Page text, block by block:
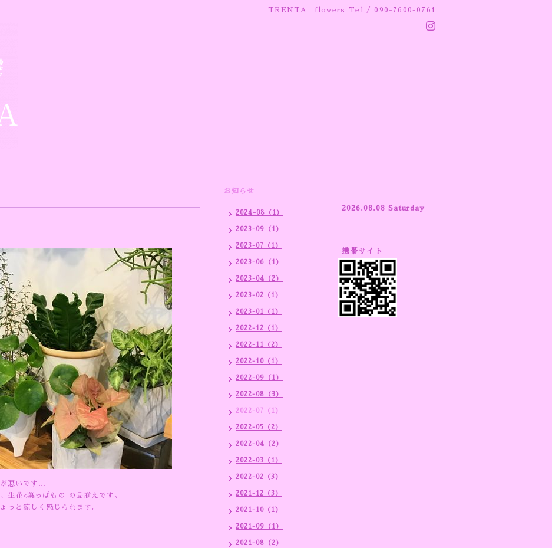
TRENTA flowers Tel / 090-7600-0761
悪いです…
生花<葉っぱもの の品揃えです。
っと涼しく感じられます。
お知らせ
2024-08（1）
2023-09（1）
2023-07（1）
2023-06（1）
2023-04（2）
2023-02（1）
2023-01（1）
2022-12（1）
2022-11（2）
2022-10（1）
2022-09（1）
2022-08（3）
2022-07（1）
2022-05（2）
2022-04（2）
2022-03（1）
2022-02（3）
2021-12（3）
2021-10（1）
2021-09（1）
2021-08（2）
2026.08.08 Saturday
携帯サイト